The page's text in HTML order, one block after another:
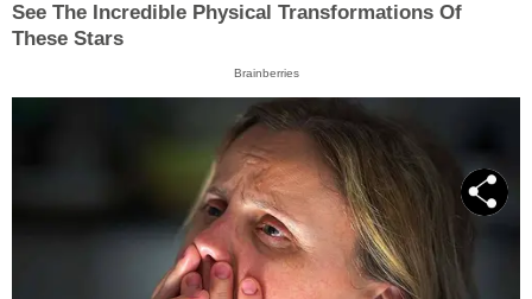
See The Incredible Physical Transformations Of
These Stars
Brainberries